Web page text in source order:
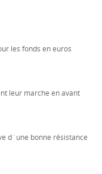
les fonds en euros
leur marche en avant
d´une bonne résistance